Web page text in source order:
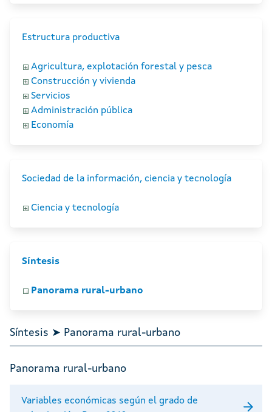
Estructura productiva
Agricultura, explotación forestal y pesca
Construcción y vivienda
Servicios
Administración pública
Economía
Sociedad de la información, ciencia y tecnología
Ciencia y tecnología
Síntesis
Panorama rural-urbano
Síntesis ➤ Panorama rural-urbano
Panorama rural-urbano
Variables económicas según el grado de